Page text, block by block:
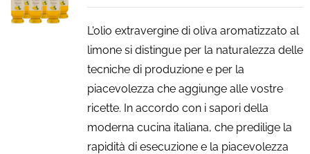
Inglese
era:
246,00€.
è:
167,28€.
L'olio extravergine di oliva aromatizzato al
limone si distingue per la naturalezza delle
tecniche di produzione e per la
piacevolezza che aggiunge alle vostre
ricette. In accordo con i sapori della
moderna cucina italiana, che predilige la
rapidità di esecuzione e la piacevolezza